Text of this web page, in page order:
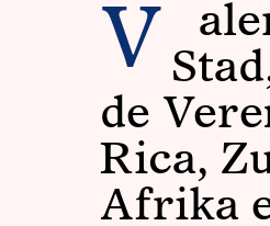
V
de
Rica,
Afrika